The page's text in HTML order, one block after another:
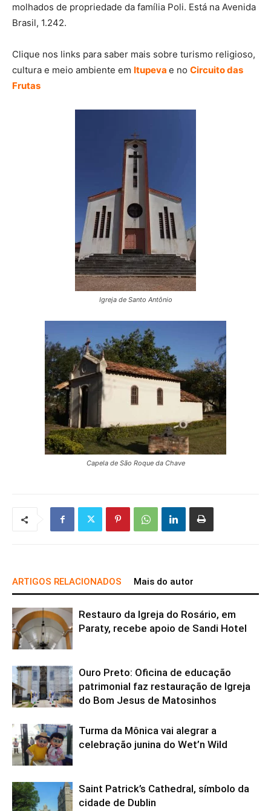
molhados de propriedade da família Poli. Está na Avenida
Brasil, 1.242.
Clique nos links para saber mais sobre turismo religioso,
cultura e meio ambiente em Itupeva e no Circuito das
Frutas
Igreja de Santo Antônio
Capela de São Roque da Chave
ARTIGOS RELACIONADOS Mais do autor
Restauro da Igreja do Rosário, em
Paraty, recebe apoio de Sandi Hotel
Ouro Preto: Oficina de educação
patrimonial faz restauração de Igreja
do Bom Jesus de Matosinhos
Turma da Mônica vai alegrar a
celebração junina do Wet’n Wild
Saint Patrick’s Cathedral, símbolo da
cidade de Dublin